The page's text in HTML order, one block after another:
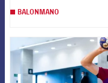
BALONMANO